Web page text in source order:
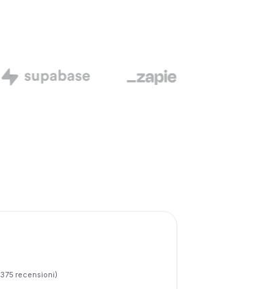
375 recensioni)